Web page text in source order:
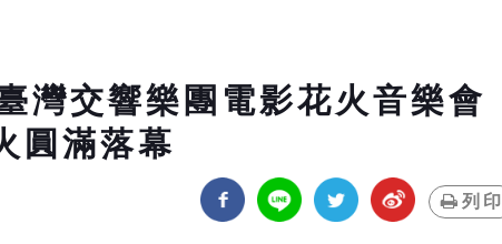
灣交響樂團電影花火音樂會
圓滿落幕
列印